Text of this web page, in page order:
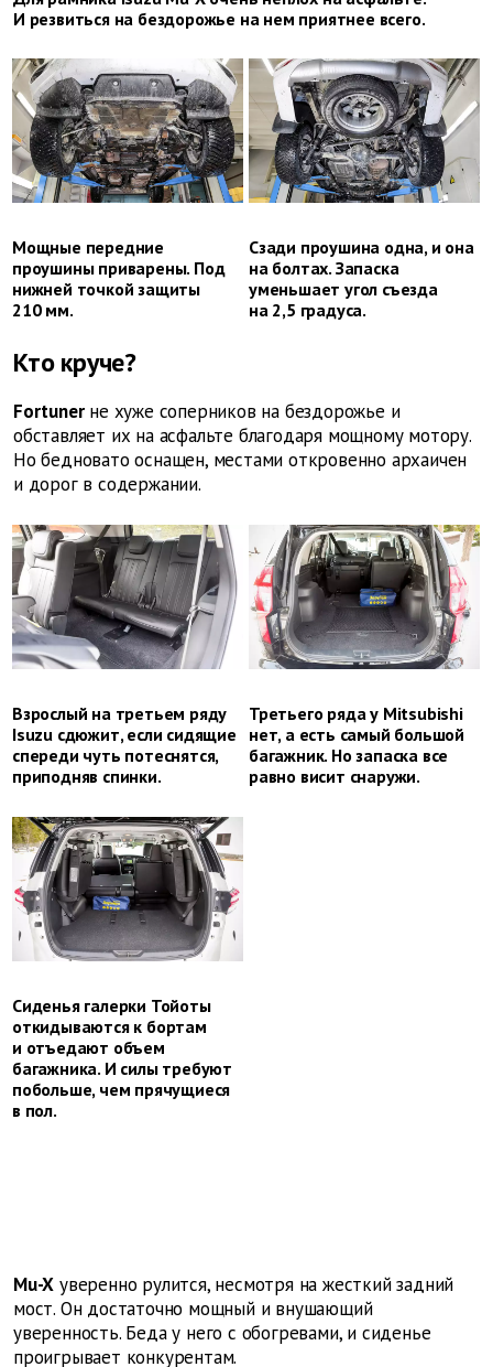
И резвиться на бездорожье на нем приятнее всего.
Мощные передние
проушины приварены. Под
нижней точкой защиты
210 мм.
Сзади проушина одна, и она
на болтах. Запаска
уменьшает угол съезда
на 2,5 градуса.
Кто круче?
Fortunerне хуже соперников на бездорожье и
обставляет их на асфальте благодаря мощному мотору.
Но бедновато оснащен, местами откровенно архаичен
и дорог в содержании.
Взрослый на третьем ряду
Isuzu сдюжит, если сидящие
спереди чуть потеснятся,
приподняв спинки.
Третьего ряда у Mitsubishi
нет, а есть самый большой
багажник. Но запаска все
равно висит снаружи.
Сиденья галерки Тойоты
откидываются к бортам
и отъедают объем
багажника. И силы ­требуют
побольше, чем прячущиеся
в пол.
Mu-X уверенно рулится, несмотря на жесткий задний
мост. Он достаточно мощный и внушающий
уверенность. Беда у него с обогревами, и сиденье
проигрывает конкурентам.